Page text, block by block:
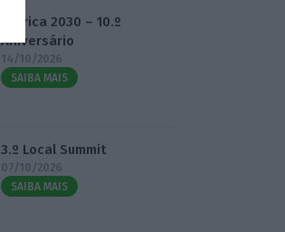
Fábrica 2030 – 10.º
Aniversário
14/10/2026
SAIBA MAIS
3.º Local Summit
07/10/2026
SAIBA MAIS